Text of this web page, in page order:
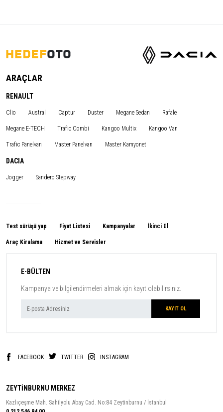
ARAÇLAR
RENAULT
Clio Austral Captur Duster Megane Sedan Rafale
Megane E-TECH Trafic Combi Kangoo Multix Kangoo Van
Trafic Panelvan Master Panelvan Master Kamyonet
DACIA
Jogger Sandero Stepway
Test sürüşü yap Fiyat Listesi Kampanyalar İkinci El
Araç Kiralama Hizmet ve Servisler
E-BÜLTEN
Kampanya ve bilgilendirmeleri almak için kayıt olabilirsiniz.
FACEBOOK TWITTER INSTAGRAM
ZEYTİNBURNU MERKEZ
Kazlıçeşme Mah. Sahilyolu Abay Cad. No:84 Zeytinburnu / İstanbul